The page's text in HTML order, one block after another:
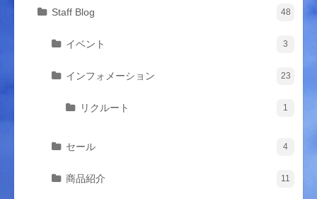
Staff Blog 48
イベント 3
インフォメーション 23
リクルート 1
セール 4
商品紹介 11